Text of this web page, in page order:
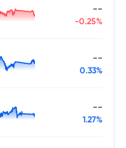
--
-0.25%
--
0.33%
--
1.27%